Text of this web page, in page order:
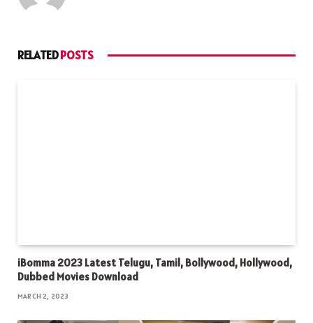
RELATEDPOSTS
iBomma 2023 Latest Telugu, Tamil, Bollywood, Hollywood,
Dubbed Movies Download
MARCH 2, 2023